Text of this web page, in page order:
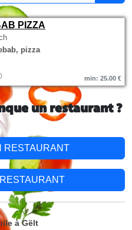
PIZZA
pizza
min: 25.00 €
un restaurant ?
RESTAURANT
à Gëlt